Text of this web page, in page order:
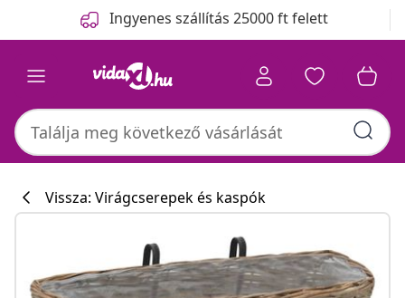
Ingyenes szállítás 25000 ft felett
Vissza: Virágcserepek és kaspók